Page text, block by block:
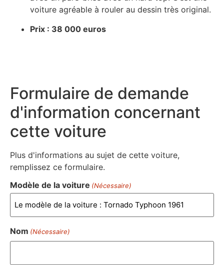
voiture agréable à rouler au dessin très original.
Prix : 38 000 euros
Formulaire de demande
d'information concernant
cette voiture
Plus d'informations au sujet de cette voiture,
remplissez ce formulaire.
Modèle de la voiture (Nécessaire)
Nom (Nécessaire)